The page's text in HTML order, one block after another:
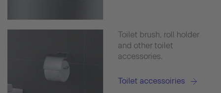
Toilet brush, roll holder
and other toilet
accessories.
Toilet accessoiries